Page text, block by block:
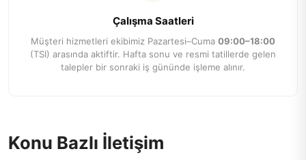
Çalışma Saatleri
Müşteri hizmetleri ekibimiz Pazartesi–Cuma 09:00–18:00
(TSI) arasında aktiftir. Hafta sonu ve resmi tatillerde gelen
talepler bir sonraki iş gününde işleme alınır.
Konu Bazlı İletişim